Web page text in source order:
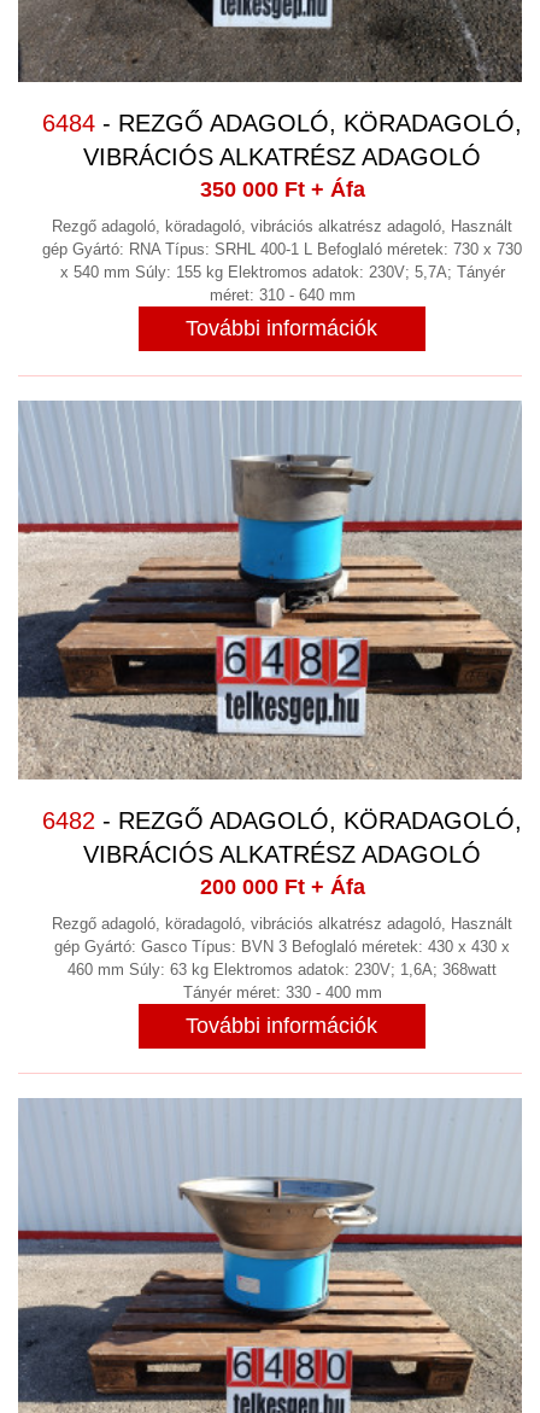
ULTRANGOS MÜANYAG HEGESZTŐ (2)
VÁKUUMSZIVATTYÚ,VÁKUUMTECHNIKA (16)
VEGYIPAR (12)
VENTILÁTOROK (11)
VIBRÁCIÓS KOPTATÓ SORJÁZÓ (13)
VILLANYMOTOR GYÁRTÁS
VILLANYMOTOROK (33)
KAPCSOLAT
RÓLUNK
NYITVA TARTÁS
6484 - REZGŐ ADAGOLÓ, KÖRADAGOLÓ,
VIBRÁCIÓS ALKATRÉSZ ADAGOLÓ
350 000 Ft+ Áfa
Rezgő adagoló, köradagoló, vibrációs alkatrész adagoló, Használt
gép Gyártó: RNA Típus: SRHL 400-1 L Befoglaló méretek: 730 x 730
x 540 mm Súly: 155 kg Elektromos adatok: 230V; 5,7A; Tányér
méret: 310 - 640 mm
További információk
6482 - REZGŐ ADAGOLÓ, KÖRADAGOLÓ,
VIBRÁCIÓS ALKATRÉSZ ADAGOLÓ
200 000 Ft+ Áfa
Rezgő adagoló, köradagoló, vibrációs alkatrész adagoló, Használt
gép Gyártó: Gasco Típus: BVN 3 Befoglaló méretek: 430 x 430 x
460 mm Súly: 63 kg Elektromos adatok: 230V; 1,6A; 368watt
Tányér méret: 330 - 400 mm
További információk